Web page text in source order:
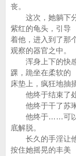
丧。
这次，她躺下分
紫红的龟头，引导
着他，进入到了那
观察的器官之中。
浑身上下的快感
踝，跪坐在柔软的
床垫上，疯狂地抽
他终于结束了处
他终于干了苏琳
他终于……可以
底解脱。
长久的手淫让他
按住她摇晃的丰美